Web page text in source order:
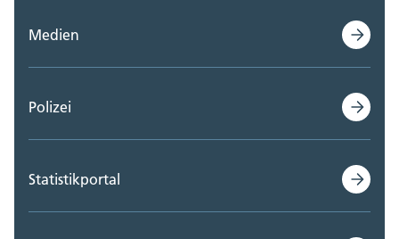
Medien
Polizei
Statistikportal